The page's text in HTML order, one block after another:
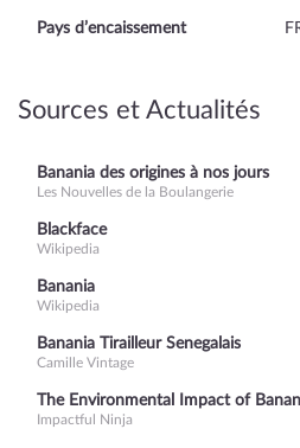
Pays d’encaissement
Sources et Actualités
Banania des origines à nos jours
Les Nouvelles de la Boulangerie
Blackface
Wikipedia
Banania
Wikipedia
Banania Tirailleur Senegalais
Camille Vintage
The Environmental Impact of
Impactful Ninja